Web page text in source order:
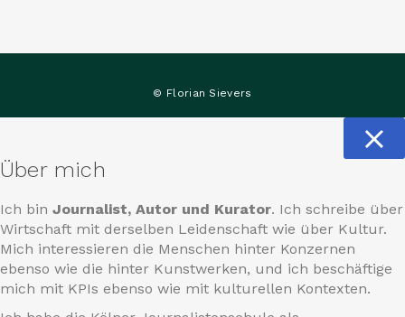
© Florian Sievers
Über mich
Ich bin Journalist, Autor und Kurator. Ich schreibe über
Wirtschaft mit derselben Leidenschaft wie über Kultur.
Mich interessieren die Menschen hinter Konzernen
ebenso wie die hinter Kunstwerken, und ich beschäftige
mich mit KPIs ebenso wie mit kulturellen Kontexten.